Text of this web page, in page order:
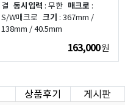
결 동시입력 : 무한 매크로 :
S/W매크로 크기 : 367mm /
138mm / 40.5mm
163,000원
상품후기 게시판